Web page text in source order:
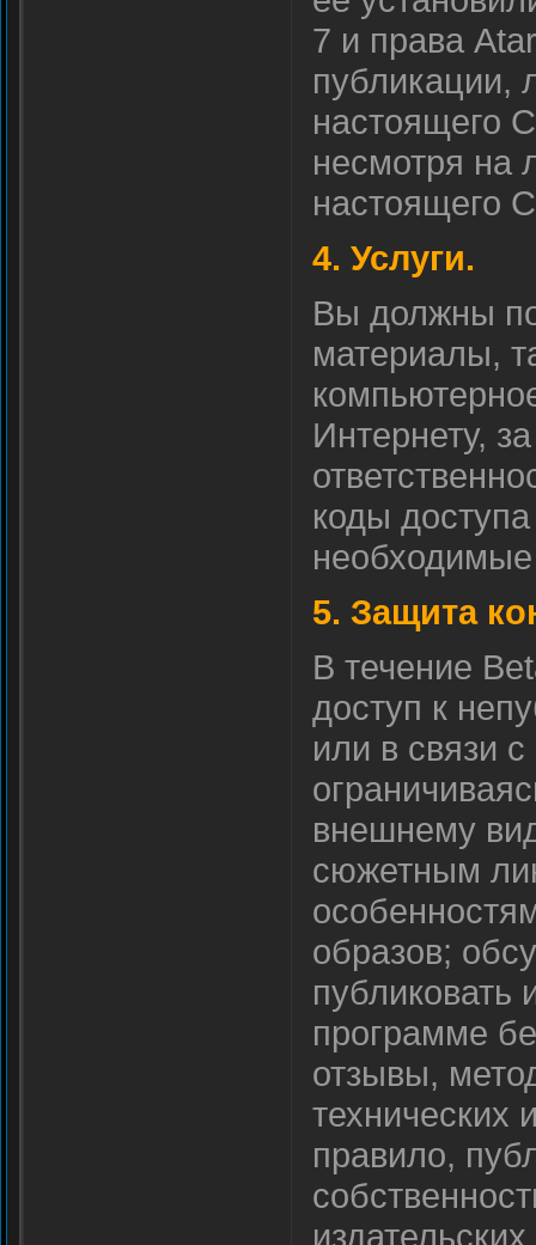
7 и права
публикации,
настоящего
несмотря на
настоящего
4. Услуги.
Вы должны
материалы,
Интернету,
коды
необходимые
5. Защита
В течение
доступ к
или в связи
внешнему
сюжетным
образов;
публиковать
программе
отзывы,
технических
правило,